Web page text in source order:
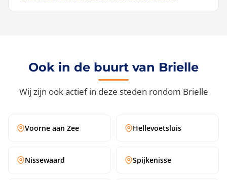
€47,50. Bel085 026 1267voor jouw exacte prijs.
Ook in de buurt van Brielle
Wij zijn ook actief in deze steden rondom Brielle
Voorne aan Zee Hellevoetsluis
Nissewaard Spijkenisse